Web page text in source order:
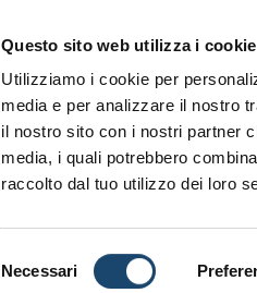
Questo sito web utilizza i cookie
Utilizziamo i cookie per
media e per analizzare il nostro
il nostro sito con i nostri partner
media, i quali potrebbero
raccolto dal tuo utilizzo dei loro
del
Necessari
Navigazione